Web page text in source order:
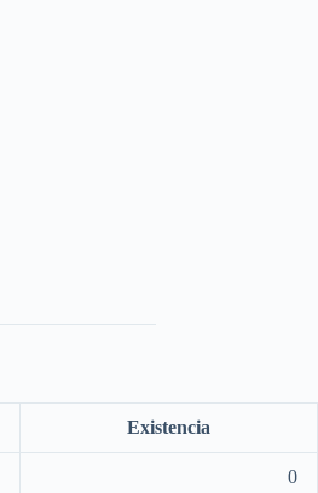
Existencia
0